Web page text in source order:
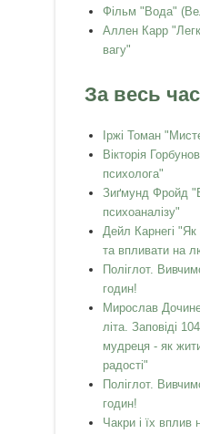
Фільм "Вода"
Аллен Карр
вагу"
За весь
Іржі Томан
Вікторія
психолога"
Зиґмунд Фройд
психоаналізу"
Дейл Карнегі "Як
та впливати на
Поліглот.
годин!
Мирослав
літа. Заповіді
мудреця - як
радості"
Поліглот.
годин!
Чакри і їх